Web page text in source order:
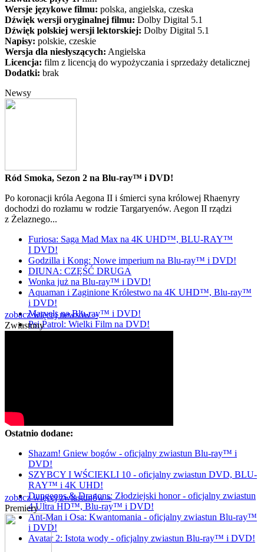
Wersje językowe filmu: polska, angielska, czeska
Dźwięk wersji oryginalnej filmu: Dolby Digital 5.1
Dźwięk polskiej wersji lektorskiej: Dolby Digital 5.1
Napisy: polskie, czeskie
Wersja dla niesłyszących: Angielska
Licencja: film z licencją do wypożyczania i sprzedaży detalicznej
Dodatki: brak
Newsy
Ród Smoka, Sezon 2 na Blu-ray™ i DVD!
Po koronacji króla Aegona II i śmierci syna królowej Rhaenyry
dochodzi do rozłamu w rodzie Targaryenów. Aegon II rządzi
z Żelaznego...
Furiosa: Saga Mad Max na 4K UHD™, BLU-RAY™
I DVD!
Godzilla i Kong: Nowe imperium na Blu-ray™ i DVD!
DIUNA: CZĘŚĆ DRUGA
Wonka już na Blu-ray™ i DVD!
Aquaman i Zaginione Królestwo na 4K UHD™, Blu-ray™
i DVD!
Marvels na Blu-ray™ i DVD!
Psi Patrol: Wielki Film na DVD!
zobacz więcej newsów »
Zwiastuny
Ostatnio dodane:
Shazam! Gniew bogów - oficjalny zwiastun Blu-ray™ i
DVD!
SZYBCY I WŚCIEKLI 10 - oficjalny zwiastun DVD, BLU-
RAY™ i 4K UHD!
Dungeons & Dragons: Złodziejski honor - oficjalny zwiastun
4 Ultra HD™, Blu-ray™ i DVD!
Ant-Man i Osa: Kwantomania - oficjalny zwiastun Blu-ray™
i DVD!
Avatar 2: Istota wody - oficjalny zwiastun Blu-ray™ i DVD!
zobacz więcej zwiastunów »
Premiery